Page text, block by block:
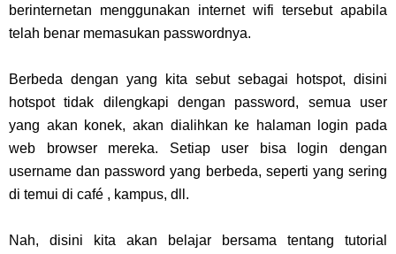
berinternetan menggunakan internet wifi tersebut apabila
telah benar memasukan passwordnya.
Berbeda dengan yang kita sebut sebagai hotspot, disini
hotspot tidak dilengkapi dengan password, semua user
yang akan konek, akan dialihkan ke halaman login pada
web browser mereka. Setiap user bisa login dengan
username dan password yang berbeda, seperti yang sering
di temui di café , kampus, dll.
Nah, disini kita akan belajar bersama tentang tutorial